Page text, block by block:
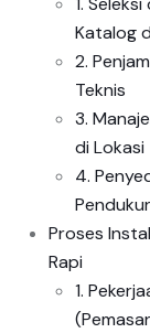
Katalog
2.
Teknis
3.
di Lokasi
4.
Proses
Rapi
1.